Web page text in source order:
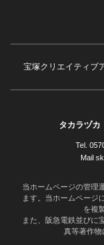
宝塚クリエイティブ
タカラヅカ
Tel.
Mail
当ホームページの管理
ます。当ホームページ
を複
また、阪急電鉄並びに
真等著作物